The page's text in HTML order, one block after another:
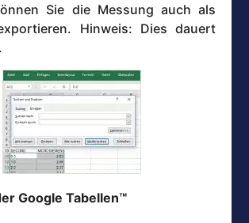
Sie die Messung auch als
Hinweis: Dies dauert
Google Tabellen™